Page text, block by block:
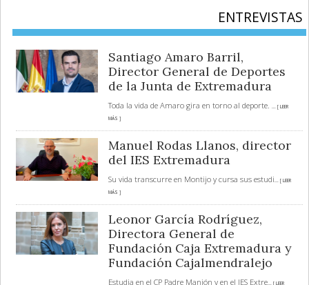
ENTREVISTAS
Santiago Amaro Barril,
Director General de Deportes
de la Junta de Extremadura
Toda la vida de Amaro gira en torno al deporte. ... [ LEER
MÁS ]
Manuel Rodas Llanos, director
del IES Extremadura
Su vida transcurre en Montijo y cursa sus estudi... [ LEER
MÁS ]
Leonor García Rodríguez,
Directora General de
Fundación Caja Extremadura y
Fundación Cajalmendralejo
Estudia en el CP Padre Manjón y en el IES Extre... [ LEER